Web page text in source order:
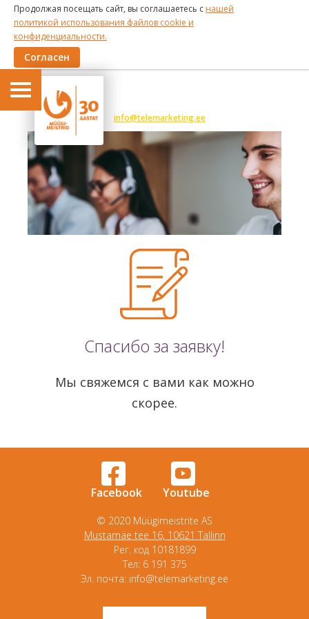
Продолжая посещать сайт, вы соглашаетесь с нашей
политикой использования файлов cookie и
конфиденциальности.
Согласен
info@telemarketing.ee
Спасибо за заявку!
Мы свяжемся с вами как можно
скорее.
Facebook Youtube
© 2020 Müügimeistrite AS
Mustamäe tee 16, 10621 Tallinn
Рег. код 10181899
Tел: 6 191 375
Эл. почта: info@telemarketing.ee